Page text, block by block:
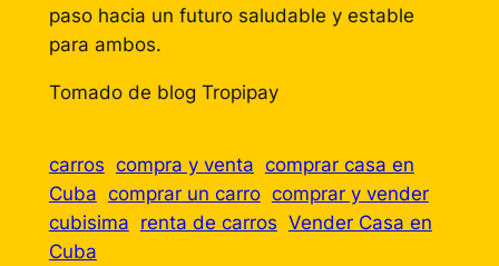
paso hacia un futuro saludable y estable
para ambos.
Tomado de blog Tropipay
carros compra y venta comprar casa en
Cuba comprar un carro comprar y vender
cubisima renta de carros Vender Casa en
Cuba